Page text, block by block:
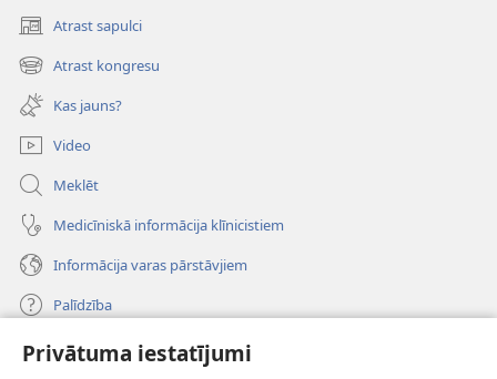
Privātuma iestatījumi
Atrast sapulci
(opens
new
window)
Atrast kongresu
(opens
new
window)
Kas jauns?
Video
Meklēt
Medicīniskā informācija klīnicistiem
Informācija varas pārstāvjiem
Palīdzība
Ziedojumi